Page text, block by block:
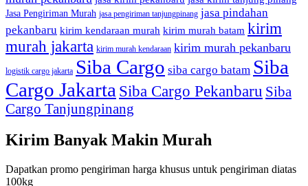
Jasa Pengiriman Murah jasa pengiriman tanjungpinang jasa pindahan
pekanbaru kirim kendaraan murah kirim murah batam kirim
murah jakarta kirim murah kendaraan kirim murah pekanbaru
logistik cargo jakarta Siba Cargo siba cargo batam Siba
Cargo Jakarta Siba Cargo Pekanbaru Siba
Cargo Tanjungpinang
Kirim Banyak Makin Murah
Dapatkan promo pengiriman harga khusus untuk pengiriman diatas
100kg